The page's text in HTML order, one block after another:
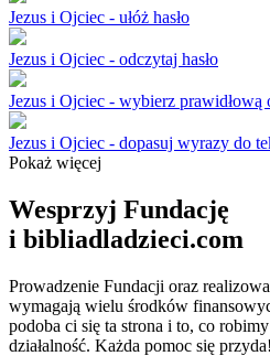
Jezus i Ojciec - ułóż hasło
Jezus i Ojciec - odczytaj hasło
Jezus i Ojciec - wybierz prawidłową
Jezus i Ojciec - dopasuj wyrazy do
Pokaż więcej
Wesprzyj Fundację
i bibliadladzieci.com
Prowadzenie Fundacji oraz
wymagają wielu środków
podoba ci się ta strona i to, co
działalność. Każda pomoc się przyda!